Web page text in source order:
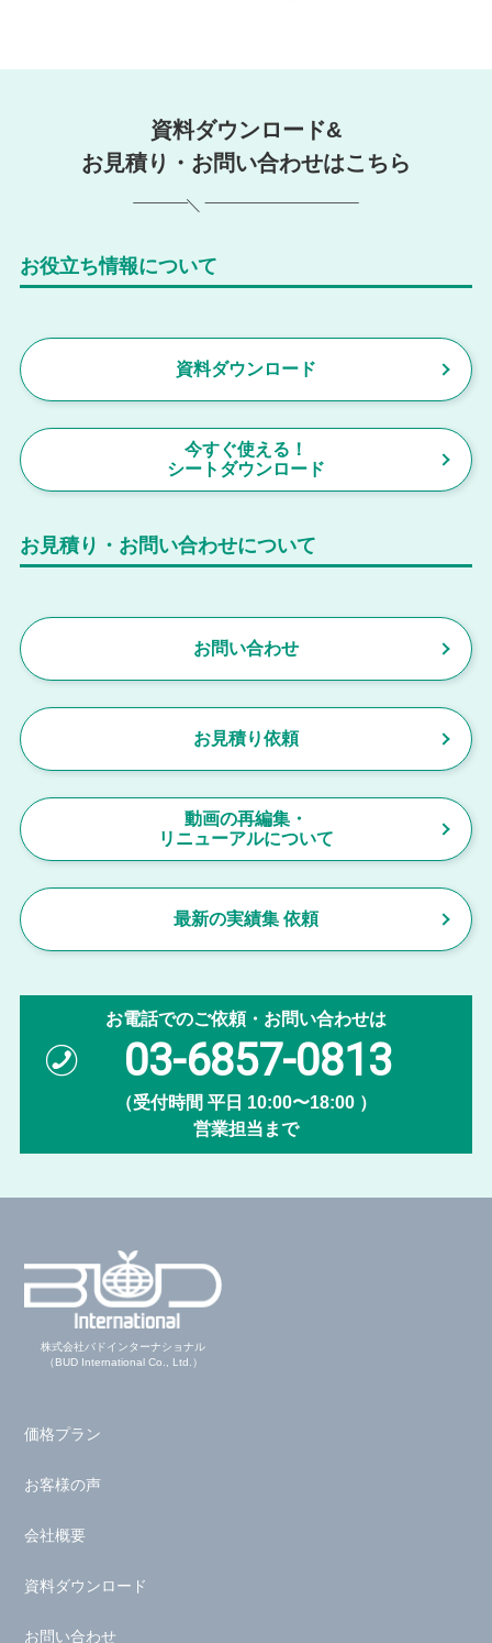
資料ダウンロード&
お見積り・お問い合わせはこちら
お役立ち情報について
資料ダウンロード
今すぐ使える！
シートダウンロード
お見積り・お問い合わせについて
お問い合わせ
お見積り依頼
動画の再編集・
リニューアルについて
最新の実績集 依頼
お電話でのご依頼・お問い合わせは
03-6857-0813
（受付時間 平日 10:00〜18:00 ）
営業担当まで
株式会社バドインターナショナル
（BUD International Co., Ltd.）
価格プラン
お客様の声
会社概要
資料ダウンロード
お問い合わせ